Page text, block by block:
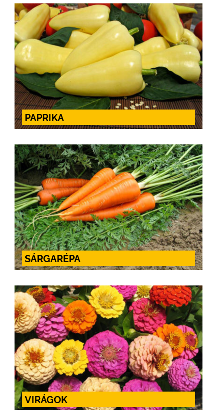
PAPRIKA
SÁRGARÉPA
VIRÁGOK